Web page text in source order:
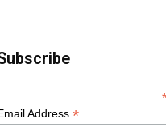
Address *